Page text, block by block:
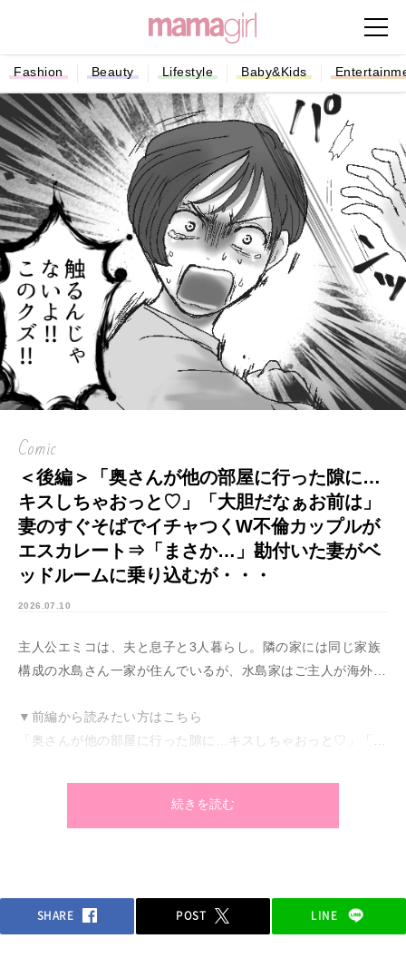
Fashion Beauty Lifestyle Baby&Kids
Comic
＜後編＞「奥さんが他の部屋に行った隙に…
キスしちゃおっと♡」「大胆だなぁお前は」
妻のすぐそばでイチャつくW不倫カップルが
エスカレート⇒「まさか…」勘付いた妻がベ
ッドルームに乗り込むが・・・
2026.07.10
主人公エミコは、夫と息子と3人暮らし。隣の家には同じ家族
構成の水島さん一家が住んでいるが、水島家はご主人が海外赴
隣のエミコたち家族が何かと水島さんをサポートすることが多
く、家族ぐるみでの付き合いをしていた。そんなある日、エミ
事実を確かめに水島家に乗り込むことに！？
▼前編から読みたい方はこちら
「奥さんが他の部屋に行った隙に…キスしちゃおっと♡」「大
エスカレート⇒「まさか…」勘付いた妻がベッドルームに乗り
続きを読む
SHARE POST LINE